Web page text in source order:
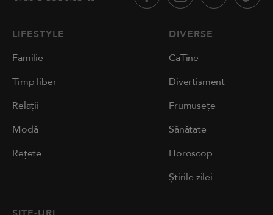
LIFESTYLE
Familie
Timp liber
Relații
Modă
Rețete
DIVERSE
CaTine
Divertisment
Frumusețe
Sănătate
Horoscop
Știrile zilei